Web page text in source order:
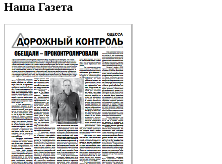
Наша Газета